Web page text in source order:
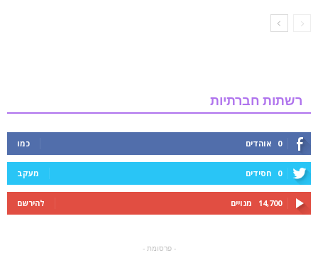
רשתות חברתיות
0 אוהדים כמו
0 חסידים מעקב
14,700 מנויים להירשם
- פרסומת -